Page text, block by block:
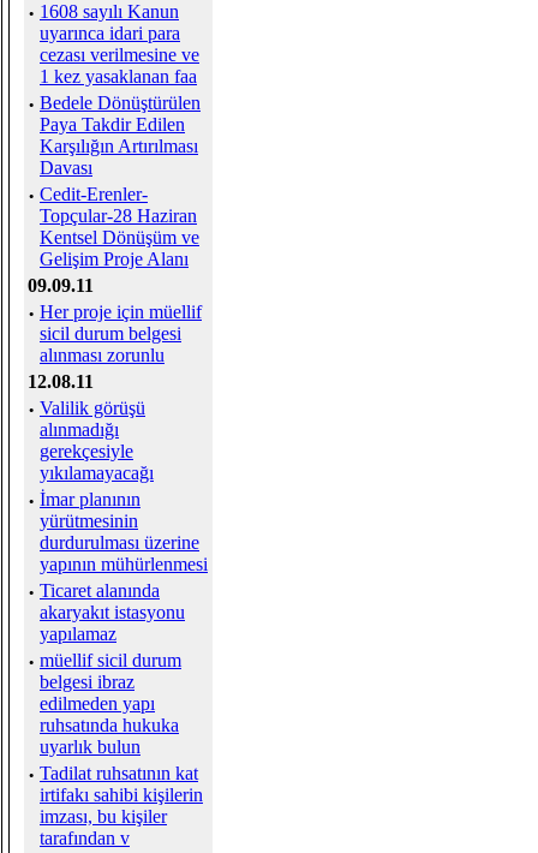
· 1608 sayılı Kanun
uyarınca idari para
cezası verilmesine ve
1 kez yasaklanan faa
· Bedele Dönüştürülen
Paya Takdir Edilen
Karşılığın Artırılması
Davası
· Cedit-Erenler-
Topçular-28 Haziran
Kentsel Dönüşüm ve
Gelişim Proje Alanı
09.09.11
· Her proje için müellif
sicil durum belgesi
alınması zorunlu
12.08.11
· Valilik görüşü
alınmadığı
gerekçesiyle
yıkılamayacağı
· İmar planının
yürütmesinin
durdurulması üzerine
yapının mühürlenmesi
· Ticaret alanında
akaryakıt istasyonu
yapılamaz
· müellif sicil durum
belgesi ibraz
edilmeden yapı
ruhsatında hukuka
uyarlık bulun
· Tadilat ruhsatının kat
irtifakı sahibi kişilerin
imzası, bu kişiler
tarafından v